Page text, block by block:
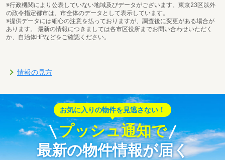
※行政機関により公表していない地域及びデータがございます。東京23区以外
の政令指定都市は、市全体のデータとして表示しています。
※提供データには細心の注意を払っておりますが、調査後に変更がある場合が
あります。 最新の情報につきましては各市区役所までお問い合わせいただく
か、自治体HPなどをご確認ください。
情報の見方
お気に入りの物件を見逃さない！
プッシュ通知で
最新の物件情報が届く